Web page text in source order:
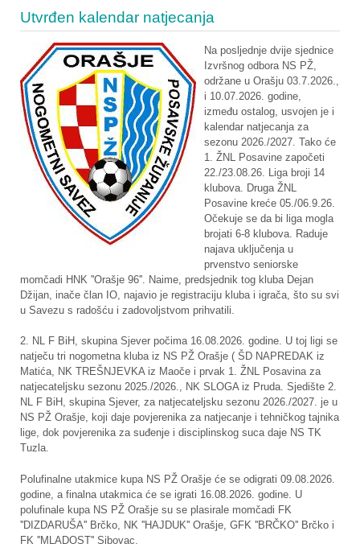
Utvrđen kalendar natjecanja
Na posljednje dvije sjednice
Izvršnog odbora NS PŽ,
održane u Orašju 03.7.2026.,
i 10.07.2026. godine,
između ostalog, usvojen je i
kalendar natjecanja za
sezonu 2026./2027. Tako će
1. ŽNL Posavine započeti
22./23.08.26. Liga broji 14
klubova. Druga ŽNL
Posavine kreće 05./06.9.26.
Očekuje se da bi liga mogla
brojati 6-8 klubova. Raduje
najava uključenja u
prvenstvo seniorske
momčadi HNK ''Orašje 96''. Naime, predsjednik tog kluba Dejan
Džijan, inače član IO, najavio je registraciju kluba i igrača, što su svi
u Savezu s radošću i zadovoljstvom prihvatili.
2. NL F BiH, skupina Sjever počima 16.08.2026. godine. U toj ligi se
natječu tri nogometna kluba iz NS PŽ Orašje ( ŠD NAPREDAK iz
Matića, NK TREŠNJEVKA iz Maoče i prvak 1. ŽNL Posavina za
natjecateljsku sezonu 2025./2026., NK SLOGA iz Pruda. Sjedište 2.
NL F BiH, skupina Sjever, za natjecateljsku sezonu 2026./2027. je u
NS PŽ Orašje, koji daje povjerenika za natjecanje i tehničkog tajnika
lige, dok povjerenika za suđenje i disciplinskog suca daje NS TK
Tuzla.
Polufinalne utakmice kupa NS PŽ Orašje će se odigrati 09.08.2026.
godine, a finalna utakmica će se igrati 16.08.2026. godine. U
polufinale kupa NS PŽ Orašje su se plasirale momčadi FK
''DIZDARUŠA'' Brčko, NK ''HAJDUK'' Orašje, GFK ''BRČKO'' Brčko i
FK ''MLADOST'' Sibovac.